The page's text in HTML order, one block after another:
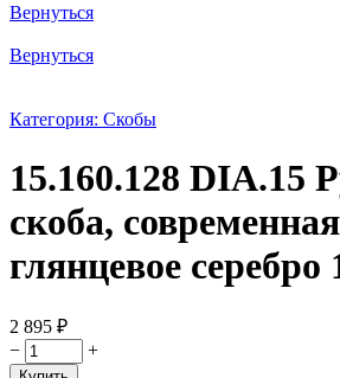
Вернуться
Вернуться
Категория: Скобы
15.160.128 DIA.15
скоба,
глянцевое
2 895 ₽
−
+